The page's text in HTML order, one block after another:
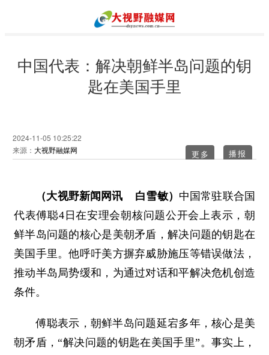
中国代表：解决朝鲜半岛问题的钥
匙在美国手里
2024-11-05 10:25:22
来源： 大视野融媒网 更多
（大视野新闻网讯 白雪敏） 中国常驻联合国
代表傅聪4日在安理会朝核问题公开会上表示，朝
鲜半岛问题的核心是美朝矛盾，解决问题的钥匙在
美国手里。他呼吁美方摒弃威胁施压等错误做法，
推动半岛局势缓和，为通过对话和平解决危机创造
条件。
傅聪表示，朝鲜半岛问题延宕多年，核心是美
朝矛盾，“解决问题的钥匙在美国手里”。事实上，